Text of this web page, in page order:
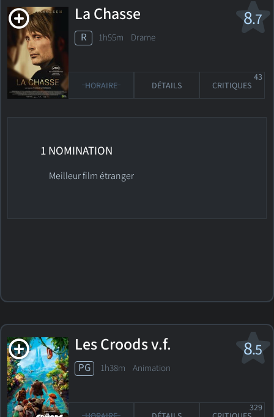
8.7
La Chasse
R 1h55m Drame
HORAIRE DÉTAILS CRITIQUES
43
1 NOMINATION
Meilleur film étranger
8.5
Les Croodsv.f.
PG 1h38m Animation
329